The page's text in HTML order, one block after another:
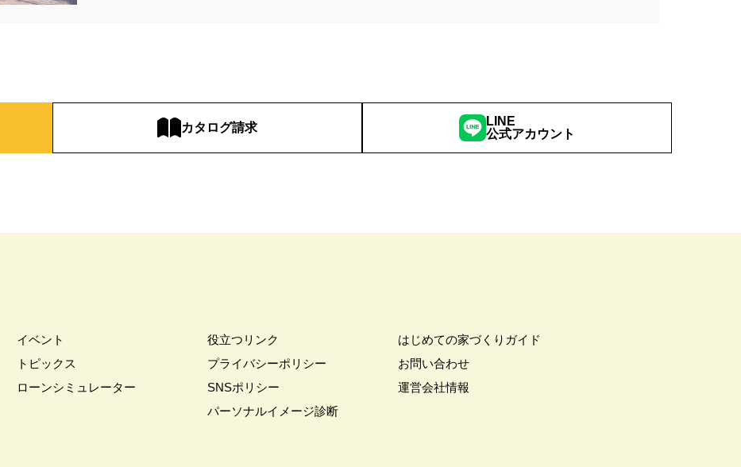
カタログ請求
LINE
公式アカウント
イベント
トピックス
ローンシミュレーター
役立つリンク
プライバシーポリシー
SNSポリシー
パーソナルイメージ診断
はじめての家づくりガイド
お問い合わせ
運営会社情報